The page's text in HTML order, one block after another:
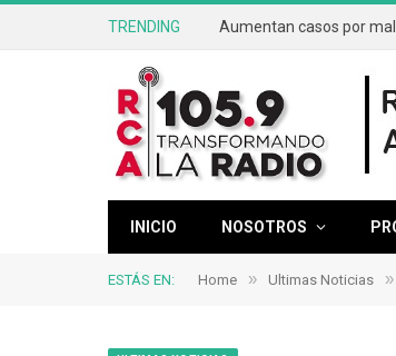
TRENDING
INICIO NOSOTROS
ESTÁS EN: Home » Ultimas Noticias »